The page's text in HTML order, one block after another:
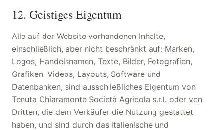
12. Geistiges Eigentum
Alle auf der Website vorhandenen Inhalte,
einschließlich, aber nicht beschränkt auf: Marken,
Logos, Handelsnamen, Texte, Bilder, Fotografien,
Grafiken, Videos, Layouts, Software und
Datenbanken, sind ausschließliches Eigentum von
Tenuta Chiaramonte Società Agricola s.r.l. oder von
Dritten, die dem Verkäufer die Nutzung gestattet
haben, und sind durch das italienische und